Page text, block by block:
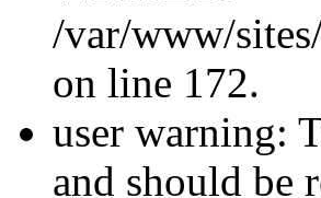
/var/www/
on line 172.
user warning:
and should be